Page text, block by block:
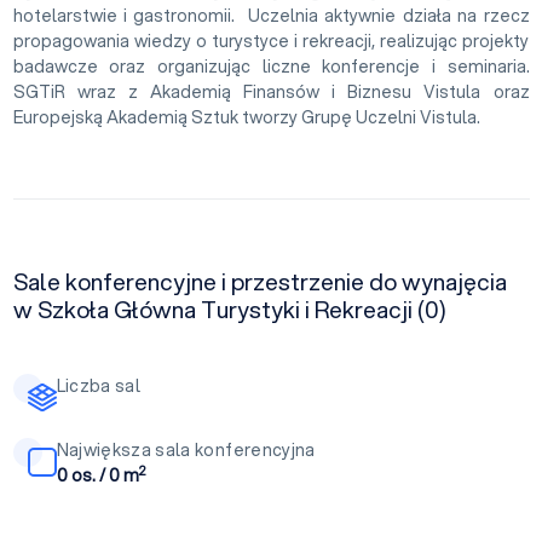
hotelarstwie i gastronomii. Uczelnia aktywnie działa na rzecz
propagowania wiedzy o turystyce i rekreacji, realizując projekty
badawcze oraz organizując liczne konferencje i seminaria.
SGTiR wraz z Akademią Finansów i Biznesu Vistula oraz
Europejską Akademią Sztuk tworzy Grupę Uczelni Vistula.
Sale konferencyjne i przestrzenie do wynajęcia
w Szkoła Główna Turystyki i Rekreacji (0)
Liczba sal
Największa sala konferencyjna
0 os. / 0 m2